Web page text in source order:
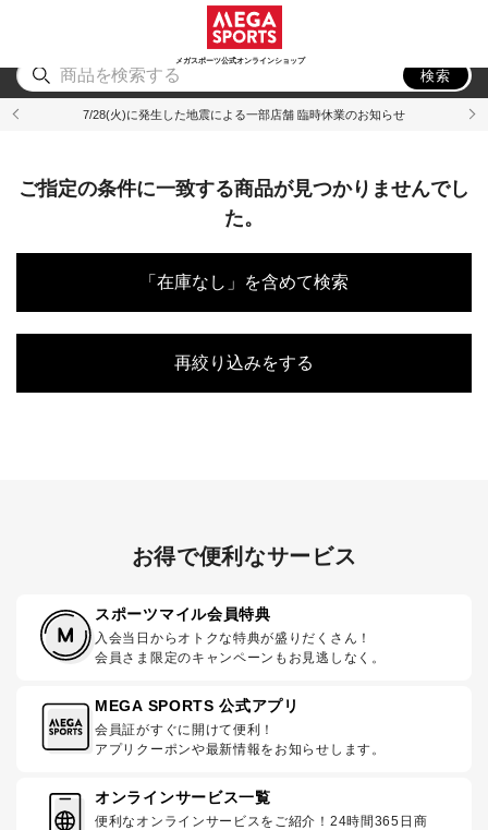
メガスポーツ公式オンラインショップ
アウトドア
検索
7/28(火)に発生した地震による一部店舗 臨時休業のお知らせ
ご指定の条件に一致する商品が見つかりませんでし
た。
「在庫なし」を含めて検索
再絞り込みをする
お得で便利なサービス
スポーツマイル会員特典
入会当日からオトクな特典が盛りだくさん！
会員さま限定のキャンペーンもお見逃しなく。
MEGA SPORTS 公式アプリ
会員証がすぐに開けて便利！
アプリクーポンや最新情報をお知らせします。
オンラインサービス一覧
便利なオンラインサービスをご紹介！24時間365日商